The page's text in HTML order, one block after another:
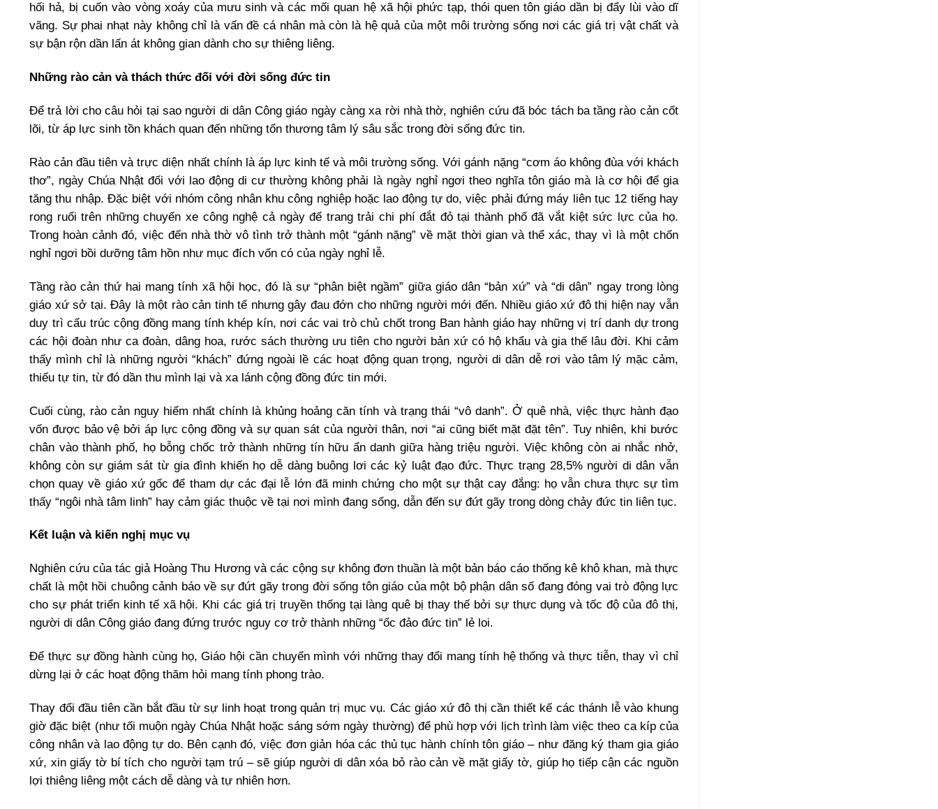
hối hả, bị cuốn vào vòng xoáy của mưu sinh và các mối quan hệ xã hội phức tạp, thói quen tôn giáo dần bị đẩy lùi vào dĩ
vãng. Sự phai nhạt này không chỉ là vấn đề cá nhân mà còn là hệ quả của một môi trường sống nơi các giá trị vật chất và
sự bận rộn dần lấn át không gian dành cho sự thiêng liêng.
Những rào cản và thách thức đối với đời sống đức tin
Để trả lời cho câu hỏi tại sao người di dân Công giáo ngày càng xa rời nhà thờ, nghiên cứu đã bóc tách ba tầng rào cản cốt
lõi, từ áp lực sinh tồn khách quan đến những tổn thương tâm lý sâu sắc trong đời sống đức tin.
Rào cản đầu tiên và trực diện nhất chính là áp lực kinh tế và môi trường sống. Với gánh nặng “cơm áo không đùa với khách
thơ”, ngày Chúa Nhật đối với lao động di cư thường không phải là ngày nghỉ ngơi theo nghĩa tôn giáo mà là cơ hội để gia
tăng thu nhập. Đặc biệt với nhóm công nhân khu công nghiệp hoặc lao động tự do, việc phải đứng máy liên tục 12 tiếng hay
rong ruổi trên những chuyến xe công nghệ cả ngày để trang trải chi phí đắt đỏ tại thành phố đã vắt kiệt sức lực của họ.
Trong hoàn cảnh đó, việc đến nhà thờ vô tình trở thành một “gánh nặng” về mặt thời gian và thể xác, thay vì là một chốn
nghỉ ngơi bồi dưỡng tâm hồn như mục đích vốn có của ngày nghỉ lễ.
Tầng rào cản thứ hai mang tính xã hội học, đó là sự “phân biệt ngầm” giữa giáo dân “bản xứ” và “di dân” ngay trong lòng
giáo xứ sở tại. Đây là một rào cản tinh tế nhưng gây đau đớn cho những người mới đến. Nhiều giáo xứ đô thị hiện nay vẫn
duy trì cấu trúc cộng đồng mang tính khép kín, nơi các vai trò chủ chốt trong Ban hành giáo hay những vị trí danh dự trong
các hội đoàn như ca đoàn, dâng hoa, rước sách thường ưu tiên cho người bản xứ có hộ khẩu và gia thế lâu đời. Khi cảm
thấy mình chỉ là những người “khách” đứng ngoài lề các hoạt động quan trọng, người di dân dễ rơi vào tâm lý mặc cảm,
thiếu tự tin, từ đó dần thu mình lại và xa lánh cộng đồng đức tin mới.
Cuối cùng, rào cản nguy hiểm nhất chính là khủng hoảng căn tính và trạng thái “vô danh”. Ở quê nhà, việc thực hành đạo
vốn được bảo vệ bởi áp lực cộng đồng và sự quan sát của người thân, nơi “ai cũng biết mặt đặt tên”. Tuy nhiên, khi bước
chân vào thành phố, họ bỗng chốc trở thành những tín hữu ẩn danh giữa hàng triệu người. Việc không còn ai nhắc nhở,
không còn sự giám sát từ gia đình khiến họ dễ dàng buông lơi các kỷ luật đạo đức. Thực trạng 28,5% người di dân vẫn
chọn quay về giáo xứ gốc để tham dự các đại lễ lớn đã minh chứng cho một sự thật cay đắng: họ vẫn chưa thực sự tìm
thấy “ngôi nhà tâm linh” hay cảm giác thuộc về tại nơi mình đang sống, dẫn đến sự đứt gãy trong dòng chảy đức tin liên tục.
Kết luận và kiến nghị mục vụ
Nghiên cứu của tác giả Hoàng Thu Hương và các cộng sự không đơn thuần là một bản báo cáo thống kê khô khan, mà thực
chất là một hồi chuông cảnh báo về sự đứt gãy trong đời sống tôn giáo của một bộ phận dân số đang đóng vai trò động lực
cho sự phát triển kinh tế xã hội. Khi các giá trị truyền thống tại làng quê bị thay thế bởi sự thực dụng và tốc độ của đô thị,
người di dân Công giáo đang đứng trước nguy cơ trở thành những “ốc đảo đức tin” lẻ loi.
Để thực sự đồng hành cùng họ, Giáo hội cần chuyển mình với những thay đổi mang tính hệ thống và thực tiễn, thay vì chỉ
dừng lại ở các hoạt động thăm hỏi mang tính phong trào.
Thay đổi đầu tiên cần bắt đầu từ sự linh hoạt trong quản trị mục vụ. Các giáo xứ đô thị cần thiết kế các thánh lễ vào khung
giờ đặc biệt (như tối muộn ngày Chúa Nhật hoặc sáng sớm ngày thường) để phù hợp với lịch trình làm việc theo ca kíp của
công nhân và lao động tự do. Bên cạnh đó, việc đơn giản hóa các thủ tục hành chính tôn giáo – như đăng ký tham gia giáo
xứ, xin giấy tờ bí tích cho người tạm trú – sẽ giúp người di dân xóa bỏ rào cản về mặt giấy tờ, giúp họ tiếp cận các nguồn
lợi thiêng liêng một cách dễ dàng và tự nhiên hơn.